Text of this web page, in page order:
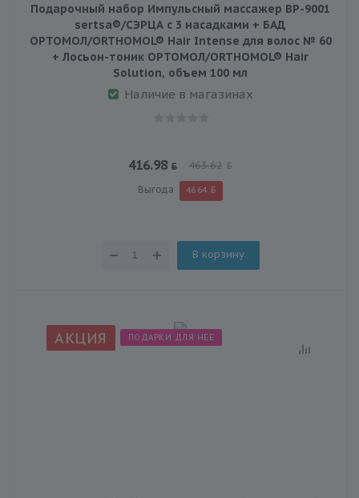
Подарочный набор Импульсный массажер BP-9001
sertsa®/СЭРЦА с 3 насадками + БАД
ОРТОМОЛ/ORTHOMOL® Hair Intense для волос № 60
+ Лосьон-тоник ОРТОМОЛ/ORTHOMOL® Hair
Solution, объем 100 мл
Наличие в магазинах
416.98 463.62
Выгода 46.64
В корзину
АКЦИЯ ПОДАРКИ ДЛЯ НЕЕ